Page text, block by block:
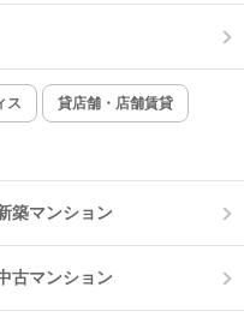
インターネット無料
物件一覧に反映
ス 貸店舗・店舗賃貸
築マンション
古マンション